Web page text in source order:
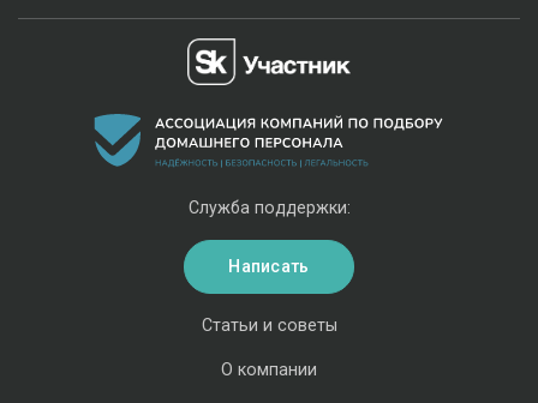
Статьи и советы
О компании
Служба поддержки:
Написать